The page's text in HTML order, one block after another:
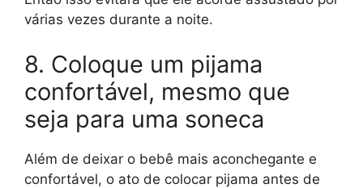
várias vezes durante a noite.
8. Coloque um pijama
confortável, mesmo que
seja para uma soneca
Além de deixar o bebê mais aconchegante e
confortável, o ato de colocar pijama antes de